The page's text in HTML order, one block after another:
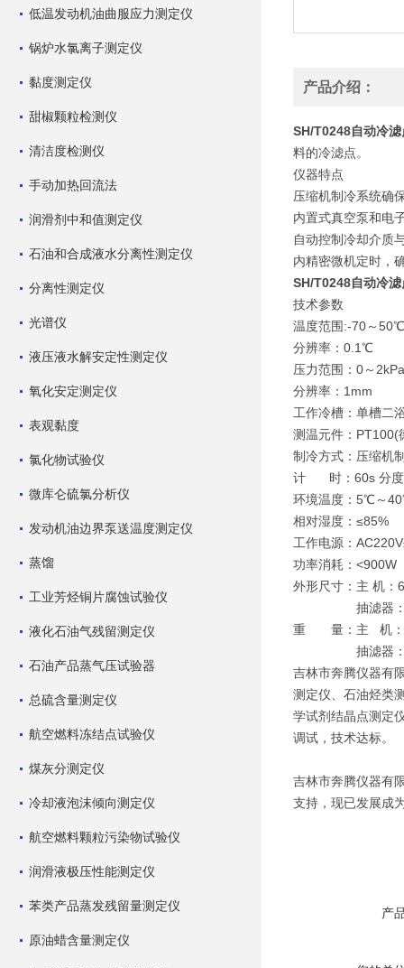
低温发动机油曲服应力测定仪
锅炉水氯离子测定仪
黏度测定仪
甜椒颗粒检测仪
清洁度检测仪
手动加热回流法
润滑剂中和值测定仪
石油和合成液水分离性测定仪
分离性测定仪
光谱仪
液压液水解安定性测定仪
氧化安定测定仪
表观黏度
氯化物试验仪
微库仑硫氯分析仪
发动机油边界泵送温度测定仪
蒸馏
工业芳烃铜片腐蚀试验仪
液化石油气残留测定仪
石油产品蒸气压试验器
总硫含量测定仪
航空燃料冻结点试验仪
煤灰分测定仪
冷却液泡沫倾向测定仪
航空燃料颗粒污染物试验仪
润滑液极压性能测定仪
苯类产品蒸发残留量测定仪
原油蜡含量测定仪
产品介绍：
SH/T0248自动冷
料的冷滤点。
仪器特点
压缩机制冷系统确
内置式真空泵和电
自动控制冷却介质
内精密微机定时，
SH/T0248自动冷
技术参数
温度范围:-70～50℃
分辨率：0.1℃
压力范围：0～
分辨率：1mm
工作冷槽：单槽二
测温元件：PT100(
制冷方式：压缩机
计 时：60s 分度
环境温度：5℃～
相对湿度：≤85%
工作电源：
功率消耗：<900W
外形尺寸：主 机：
抽滤器：
重 量：主 机：
抽滤器：
吉林市奔腾仪器有
测定仪、石油烃类
学试剂结晶点测定
调试，技术达标。
吉林市奔腾仪器有
支持，现已发展成
产